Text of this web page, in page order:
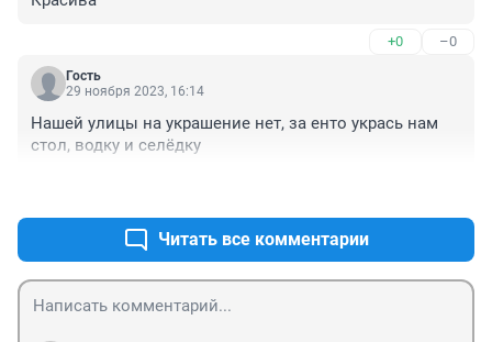
+0 –0
Гость
29 ноября 2023, 16:14
Нашей улицы на украшение нет, за енто укрась нам
стол, водку и селёдку
Читать все комментарии